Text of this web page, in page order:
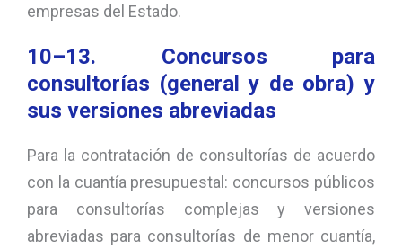
empresas del Estado.
10–13. Concursos para
consultorías (general y de obra) y
sus versiones abreviadas
Para la contratación de consultorías de acuerdo
con la cuantía presupuestal: concursos públicos
para consultorías complejas y versiones
abreviadas para consultorías de menor cuantía,